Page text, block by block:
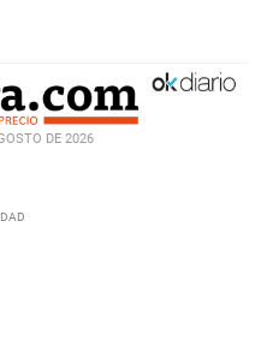
DE 2026